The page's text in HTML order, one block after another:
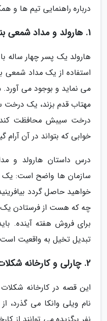
درباره راهنمایی تیم ها و
1. هارولد و مداد شمعی بنفش
هارولد یک پسر چهار ساله
استفاده از یک مداد
می نماید و بوجود می آورد.
مهتاب قدم بزند، یک
درخت سیبش محافظت
خوابی که بتواند در آن آرام
درس داستان هارولد و
سازمان ها واضح است: یک
خواهید حاصل گردد
چه که هست از فرستادن یک
برای فروش هفته آینده.
تبدیل تخیل به واقعیت
2. چارلی و کارخانه شکلات سازی
این قصه در کارخانه
نام ویلی وانکا می گذرد،